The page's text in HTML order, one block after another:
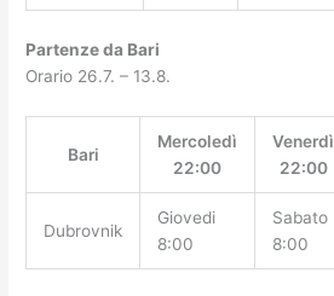
Partenze da Bari
Orario 26.7. – 13.8.
Bari
Mercoledì
22:00
Venerdì
22:00
Dubrovnik
Giovedi
8:00
Sabato
8:00